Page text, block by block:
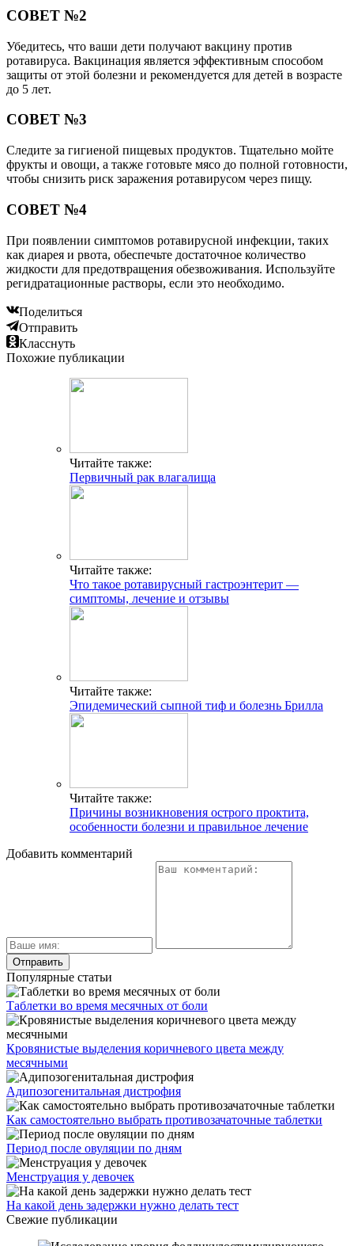
СОВЕТ №2
Убедитесь, что ваши дети получают вакцину против
ротавируса. Вакцинация является эффективным способом
защиты от этой болезни и рекомендуется для детей в возрасте
до 5 лет.
СОВЕТ №3
Следите за гигиеной пищевых продуктов. Тщательно мойте
фрукты и овощи, а также готовьте мясо до полной готовности,
чтобы снизить риск заражения ротавирусом через пищу.
СОВЕТ №4
При появлении симптомов ротавирусной инфекции, таких
как диарея и рвота, обеспечьте достаточное количество
жидкости для предотвращения обезвоживания. Используйте
регидратационные растворы, если это необходимо.
Поделиться
Отправить
Класснуть
Похожие публикации
Читайте также:
Первичный рак влагалища
Читайте также:
Что такое ротавирусный гастроэнтерит —
симптомы, лечение и отзывы
Читайте также:
Эпидемический сыпной тиф и болезнь Брилла
Читайте также:
Причины возникновения острого проктита,
особенности болезни и правильное лечение
Добавить комментарий
Популярные статьи
Таблетки во время месячных от боли
Кровянистые выделения коричневого цвета между
месячными
Адипозогенитальная дистрофия
Как самостоятельно выбрать противозачаточные таблетки
Период после овуляции по дням
Менструация у девочек
На какой день задержки нужно делать тест
Свежие публикации